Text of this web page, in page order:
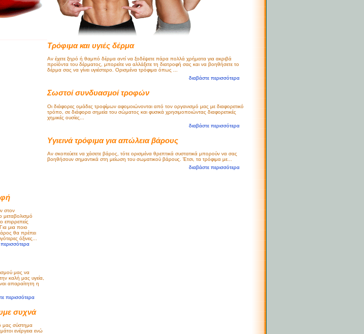
στον
μεταβολισμό
επιρρεπείς
μια ποιο
θα πρέπει
όξινες...
μας να
καλή μας υγεία,
απαραίτητη η
περισσότερα
συχνά
μας σύστημα
ενέργεια ενώ
Τρόφιμα και υγιές δέρμα
Αν έχετε ξηρό ή θαμπό δέρμα αντί να ξοδέψετε πάρα πολλά χρήματα για ακριβά
προϊόντα του δέρματος, μπορείτε να αλλάξετε τη διατροφή σας και να βοηθήσετε το
δέρμα σας να γίνει υγιέστερο. Ορισμένα τρόφιμα όπως ...
διαβάστε περισσότερα
Σωστοί συνδυασμοί τροφών
Οι διάφορες ομάδες τροφίμων αφομοιώνονται από τον οργανισμό μας με διαφορετικό
τρόπο, σε διάφορα σημεία του σώματος και φυσικά χρησιμοποιώντας διαφορετικές
χημικές ουσίες...
διαβάστε περισσότερα
Υγιεινά τρόφιμα για απώλεια βάρους
Αν σκοπεύετε να χάσετε βάρος, τότε ορισμένα θρεπτικά συστατικά μπορούν να σας
βοηθήσουν σημαντικά στη μείωση του σωματικού βάρους. Έτσι, τα τρόφιμα με...
διαβάστε περισσότερα